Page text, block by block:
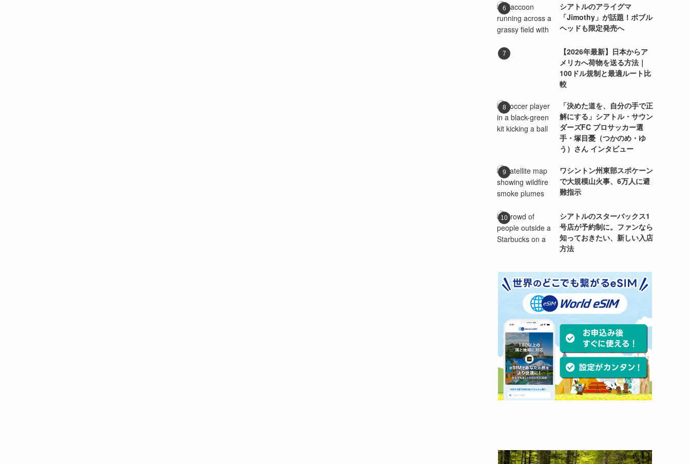
シアトルのアライグマ
「Jimothy」が話題！ボブル
ヘッドも限定発売へ
【2026年最新】日本からア
メリカへ荷物を送る方法｜
100ドル規制と最適ルート比
較
「決めた道を、自分の手で正
解にする」シアトル・サウン
ダーズFC プロサッカー選
手・塚目憂（つかのめ・ゆ
う）さん インタビュー
ワシントン州東部スポケーン
で大規模山火事、6万人に避
難指示
シアトルのスターバックス1
号店が予約制に。ファンなら
知っておきたい、新しい入店
方法